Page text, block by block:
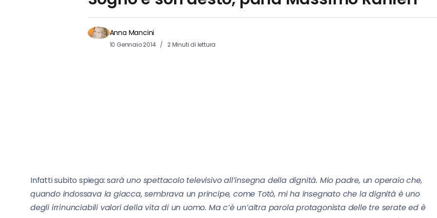
Anna Mancini
10 Gennaio 2014 2 Minuti di lettura
Infatti subito spiega: sarà uno spettacolo televisivo all’insegna della dignità. Mio padre, un operaio che,
quando indossava la giacca, sembrava un principe, come Totò, mi ha insegnato che la dignità è uno
degli irrinunciabili valori della vita di un uomo. Ma c’è un’altra parola protagonista delle tre serate ed è